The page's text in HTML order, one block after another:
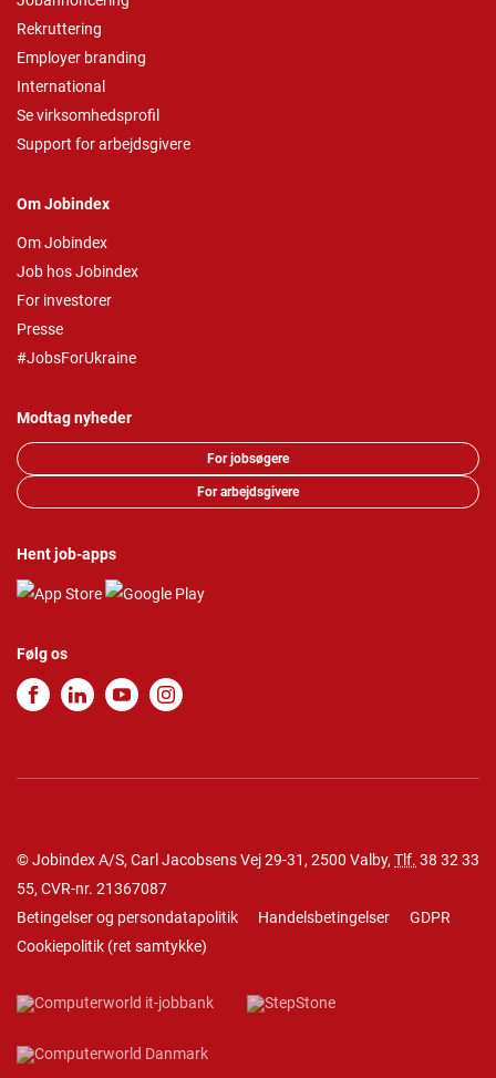
Rekruttering
Employer branding
International
Se virksomhedsprofil
Support for arbejdsgivere
Om Jobindex
Om Jobindex
Job hos Jobindex
For investorer
Presse
#JobsForUkraine
Modtag nyheder
For jobsøgere
For arbejdsgivere
Hent job-apps
Følg os
© Jobindex A/S, Carl Jacobsens Vej 29-31, 2500 Valby, Tlf. 38 32 33
55, CVR-nr. 21367087
Betingelser og persondatapolitik
Handelsbetingelser
GDPR
Cookiepolitik (ret samtykke)